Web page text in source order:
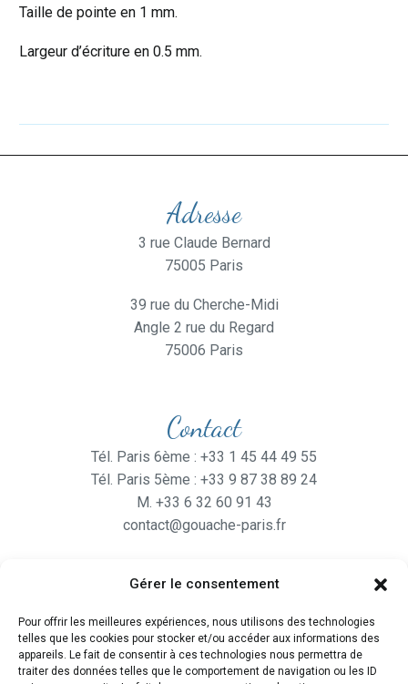
Gérer le consentement
Pour offrir les meilleures expériences, nous utilisons des technologies
telles que les cookies pour stocker et/ou accéder aux informations des
appareils. Le fait de consentir à ces technologies nous permettra de
traiter des données telles que le comportement de navigation ou les ID
Taille de pointe en 1 mm.
Largeur d’écriture en 0.5 mm.
Adresse
3 rue Claude Bernard
75005 Paris
39 rue du Cherche-Midi
Angle 2 rue du Regard
75006 Paris
Contact
Tél. Paris 6ème : +33 1 45 44 49 55
Tél. Paris 5ème : +33 9 87 38 89 24
M. +33 6 32 60 91 43
contact@gouache-paris.fr
Ouvertdu lundi au Vendredi
de 9H30 à 19H
et le Samedi de 10H à 19H